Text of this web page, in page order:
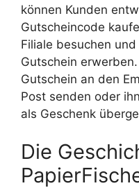
können Kunden
Gutscheincode
Filiale besuchen
Gutschein
Gutschein an den
Post senden oder
als Geschenk
Die